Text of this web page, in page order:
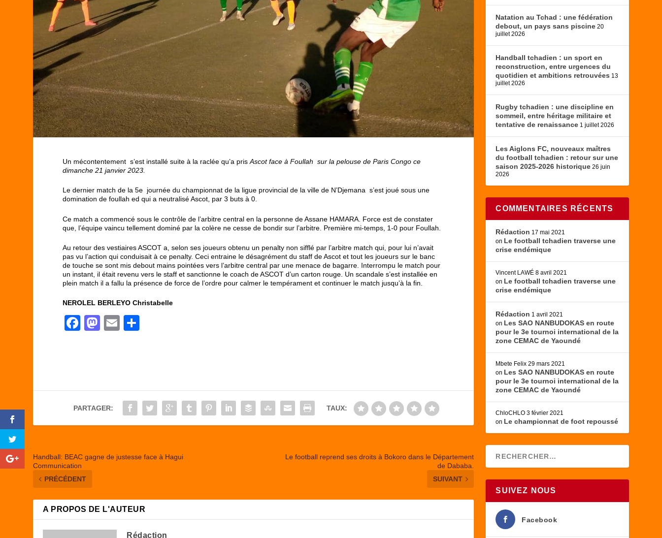
Un mécontentement s’est installé suite à la raclée qu’a prisAscot face à Foullah sur la pelouse de Paris Congo ce
dimanche 21 janvier 2023.
Le dernier match de la 5e journée du championnat de la ligue provincial de la ville de N’Djemana s’est joué sous une
domination de foullah ed qui a neutralisé Ascot, par 3 buts à 0.
Ce match a commencé sous le contrôle de l’arbitre central en la personne de Assane HAMARA. Force est de constater
que, l’équipe vaincu tellement dominé par la colère ne cesse de bondir sur l’arbitre. Première mi-temps, 1-0 pour Foullah.
Au retour des vestiaires ASCOT a, selon ses joueurs obtenu un penalty non sifflé par l’arbitre match qui, pour lui n’avait
pas vu l’action qui conduisait à ce penalty. Ceci entraine le désagrément du staff de Ascot et tout les joueurs sur le banc
de touche se sont mis debout mains pointées vers l’arbitre central par une menace de bagarre. Interrompu le match pour
un instant, il était revenu vers le staff et sanctionne le coach de ASCOT d’un carton rouge. Un scandale s’est installée en
plein match il a fallu la présence de force de l’ordre pour calmer le tempérament et continuer le match jusqu’à la fin.
NEROLEL BERLEYO Christabelle
F
b
o
M
d
o
E
er
PARTAGER: TAUX:
Handball: BEAC gagne de justesse face à Hagui
Communication
PRÉCÉDENT
Le football reprend ses droits à Bokoro dans le Département
de Dababa.
SUIVANT
A PROPOS DE L'AUTEUR
Rédaction
Natation au Tchad : une fédération
debout, un pays sans piscine 20
juillet 2026
Handball tchadien : un sport en
reconstruction, entre urgences du
quotidien et ambitions retrouvées 13
juillet 2026
Rugby tchadien : une discipline en
sommeil, entre héritage militaire et
tentative de renaissance 1 juillet 2026
Les Aiglons FC, nouveaux maîtres
du football tchadien : retour sur une
saison 2025-2026 historique 26 juin
2026
COMMENTAIRES RÉCENTS
Rédaction 17 mai 2021
on Le football tchadien traverse une
crise endémique
Vincent LAWÉ 8 avril 2021
on Le football tchadien traverse une
crise endémique
Rédaction 1 avril 2021
on Les SAO NANBUDOKAS en route
pour le 3e tournoi international de la
zone CEMAC de Yaoundé
Mbete Felix 29 mars 2021
on Les SAO NANBUDOKAS en route
pour le 3e tournoi international de la
zone CEMAC de Yaoundé
ChloCHLO 3 février 2021
on Le championnat de foot repoussé
SUIVEZ NOUS
Facebook